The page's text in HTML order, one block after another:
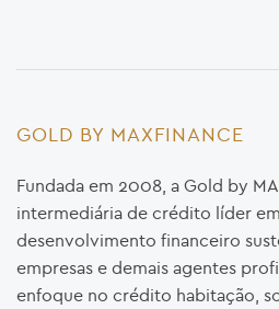
GOLD BY MAXFINANCE
Fundada em 2008, a Gold by
intermediária de crédito líder
desenvolvimento financeiro
empresas e demais agentes
enfoque no crédito habitação,